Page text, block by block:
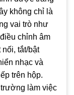
không chỉ là
vai trò như
chỉnh âm
tắt/bật
nhạc và
trên hộp.
làm việc